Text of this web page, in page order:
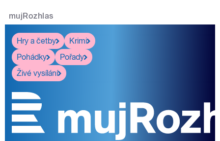
mujRozhlas
Hry a četby
Krimi
Pohádky
Pořady
Živé vysílání